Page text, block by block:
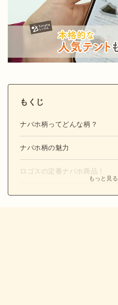
もくじ
ナバホ柄ってどんな柄？
ナバホ柄の魅力
ロゴスの定番ナバホ商品！
もっと見る